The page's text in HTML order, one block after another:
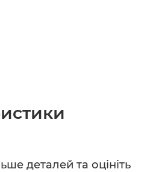
деталей та оцініть